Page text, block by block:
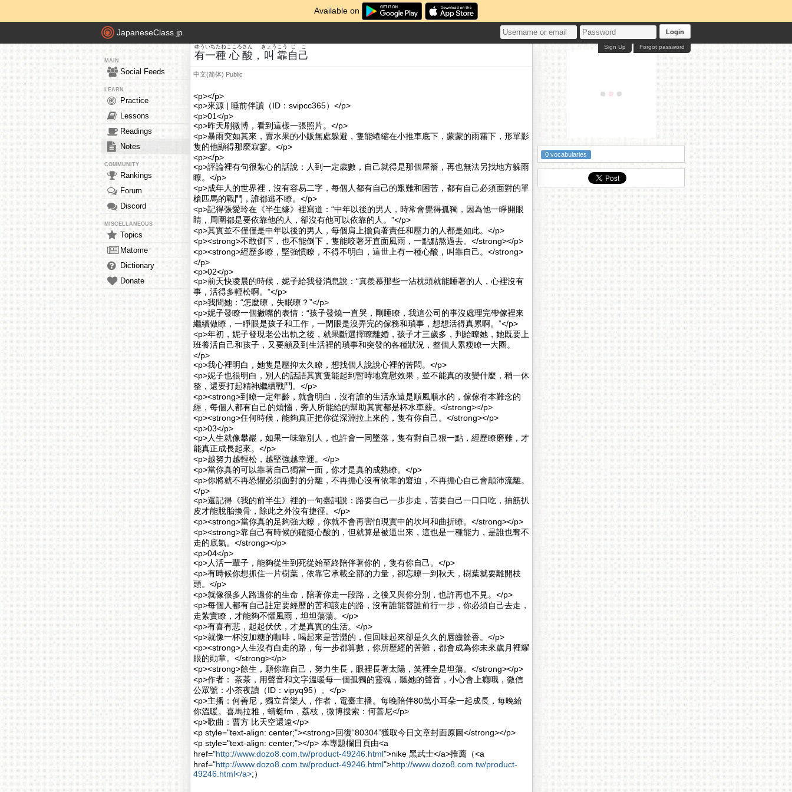
Available on
JapaneseClass.jp Login
Forgot password
Sign Up
MAIN
Social Feeds
LEARN
Practice
Lessons
Readings
Notes
COMMUNITY
Rankings
Forum
Discord
MISCELLANEOUS
Topics
Matome
Dictionary
Donate
有一
ゆういち
種
たね
心
こころ
酸
さん
， 叫
きょう
靠
こう
自己
じこ
中文(简体) Public
<p></p>
<p>來源 | 睡前伴讀（ID：svipcc365）</p>
<p>01</p>
<p>昨天刷微博，看到這樣一張照片。</p>
<p>暴雨突如其來，賣水果的小販無處躲避，隻能蜷縮在小推車底下，蒙蒙的雨霧下，形單影
隻的他顯得那麼寂寥。</p>
<p></p>
<p>評論裡有句很紮心的話說：人到一定歲數，自己就得是那個屋簷，再也無法另找地方躲雨
瞭。</p>
<p>成年人的世界裡，沒有容易二字，每個人都有自己的艱難和困苦，都有自己必須面對的單
槍匹馬的戰鬥，誰都逃不瞭。</p>
<p>記得張愛玲在《半生緣》裡寫道：“中年以後的男人，時常會覺得孤獨，因為他一睜開眼
睛，周圍都是要依靠他的人，卻沒有他可以依靠的人。”</p>
<p>其實並不僅僅是中年以後的男人，每個肩上擔負著責任和壓力的人都是如此。</p>
<p><strong>不敢倒下，也不能倒下，隻能咬著牙直面風雨，一點點熬過去。</strong></p>
<p><strong>經歷多瞭，堅強慣瞭，不得不明白，這世上有一種心酸，叫靠自己。</strong>
</p>
<p>02</p>
<p>前天快凌晨的時候，妮子給我發消息說：“真羨慕那些一沾枕頭就能睡著的人，心裡沒有
事，活得多輕松啊。”</p>
<p>我問她：“怎麼瞭，失眠瞭？”</p>
<p>妮子發瞭一個撇嘴的表情：“孩子發燒一直哭，剛睡瞭，我這公司的事沒處理完帶傢裡來
繼續做瞭，一睜眼是孩子和工作，一閉眼是沒弄完的傢務和瑣事，想想活得真累啊。”</p>
<p>年初，妮子發現老公出軌之後，就果斷選擇瞭離婚，孩子才三歲多，判給瞭她，她既要上
班養活自己和孩子，又要顧及到生活裡的瑣事和突發的各種狀況，整個人累瘦瞭一大圈。
</p>
<p>我心裡明白，她隻是壓抑太久瞭，想找個人說說心裡的苦悶。</p>
<p>妮子也很明白，別人的話語其實隻能起到暫時地寬慰效果，並不能真的改變什麼，稍一休
整，還要打起精神繼續戰鬥。</p>
<p><strong>到瞭一定年齡，就會明白，沒有誰的生活永遠是順風順水的，傢傢有本難念的
經，每個人都有自己的煩惱，旁人所能給的幫助其實都是杯水車薪。</strong></p>
<p><strong>任何時候，能夠真正把你從深淵拉上來的，隻有你自己。</strong></p>
<p>03</p>
<p>人生就像攀巖，如果一味靠別人，也許會一同墜落，隻有對自己狠一點，經歷瞭磨難，才
能真正成長起來。</p>
<p>越努力越輕松，越堅強越幸運。</p>
<p>當你真的可以靠著自己獨當一面，你才是真的成熟瞭。</p>
<p>你將就不再恐懼必須面對的分離，不再擔心沒有依靠的窘迫，不再擔心自己會顛沛流離。
</p>
<p>還記得《我的前半生》裡的一句臺詞說：路要自己一步步走，苦要自己一口口吃，抽筋扒
皮才能脫胎換骨，除此之外沒有捷徑。</p>
<p><strong>當你真的足夠強大瞭，你就不會再害怕現實中的坎坷和曲折瞭。</strong></p>
<p><strong>靠自己有時候的確挺心酸的，但就算是被逼出來，這也是一種能力，是誰也奪不
走的底氣。</strong></p>
<p>04</p>
<p>人活一輩子，能夠從生到死從始至終陪伴著你的，隻有你自己。</p>
<p>有時候你想抓住一片樹葉，依靠它承載全部的力量，卻忘瞭一到秋天，樹葉就要離開枝
頭。</p>
<p>就像很多人路過你的生命，陪著你走一段路，之後又與你分別，也許再也不見。</p>
<p>每個人都有自己註定要經歷的苦和該走的路，沒有誰能替誰前行一步，你必須自己去走，
走紮實瞭，才能夠不懼風雨，坦坦蕩蕩。</p>
<p>有喜有悲，起起伏伏，才是真實的生活。</p>
<p>就像一杯沒加糖的咖啡，喝起來是苦澀的，但回味起來卻是久久的唇齒餘香。</p>
<p><strong>人生沒有白走的路，每一步都算數，你所歷經的苦難，都會成為你未來歲月裡耀
眼的勛章。</strong></p>
<p><strong>餘生，願你靠自己，努力生長，眼裡長著太陽，笑裡全是坦蕩。</strong></p>
<p>作者： 茶茶，用聲音和文字溫暖每一個孤獨的靈魂，聽她的聲音，小心會上癮哦，微信
公眾號：小茶夜讀（ID：vipyq95）。</p>
<p>主播：何善尼，獨立音樂人，作者，電臺主播。每晚陪伴80萬小耳朵一起成長，每晚給
你溫暖。喜馬拉雅，蜻蜓fm，荔枝，微博搜索：何善尼</p>
<p>歌曲：曹方 比天空還遠</p>
<p style="text-align: center;"><strong>回復“80304”獲取今日文章封面原圖</strong></p>
<p style="text-align: center;"></p> 本專題欄目頁由<a
href="http://www.dozo8.com.tw/product-49246.html">nike 黑武士</a>推薦（<a
href="http://www.dozo8.com.tw/product-49246.html">http://www.dozo8.com.tw/product-
49246.html</a>;）
0 vocabularies